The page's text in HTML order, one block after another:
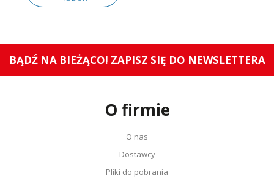
BĄDŹ NA BIEŻĄCO! ZAPISZ SIĘ DO NEWSLETTERA
O firmie
O nas
Dostawcy
Pliki do pobrania